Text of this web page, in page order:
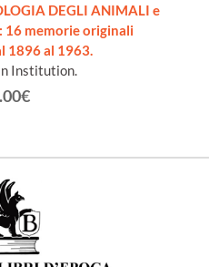
DEGLI ANIMALI e
16 memorie originali
1896 al 1963.
Institution.